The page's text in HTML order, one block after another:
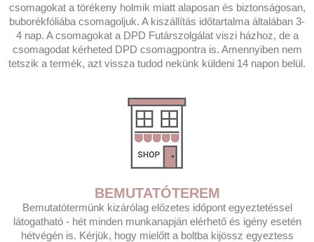
csomagokat a törékeny holmik miatt alaposan és biztonságosan,
buborékfóliába csomagoljuk. A kiszállítás időtartalma általában 3-
4 nap. A csomagokat a DPD Futárszolgálat viszi házhoz, de a
csomagodat kérheted DPD csomagpontra is. Amennyiben nem
tetszik a termék, azt vissza tudod nekünk küldeni 14 napon belül.
BEMUTATÓTEREM
Bemutatótermünk kizárólag előzetes időpont egyeztetéssel
látogatható - hét minden munkanapján elérhető és igény esetén
hétvégén is. Kérjük, hogy mielőtt a boltba kijössz egyeztess